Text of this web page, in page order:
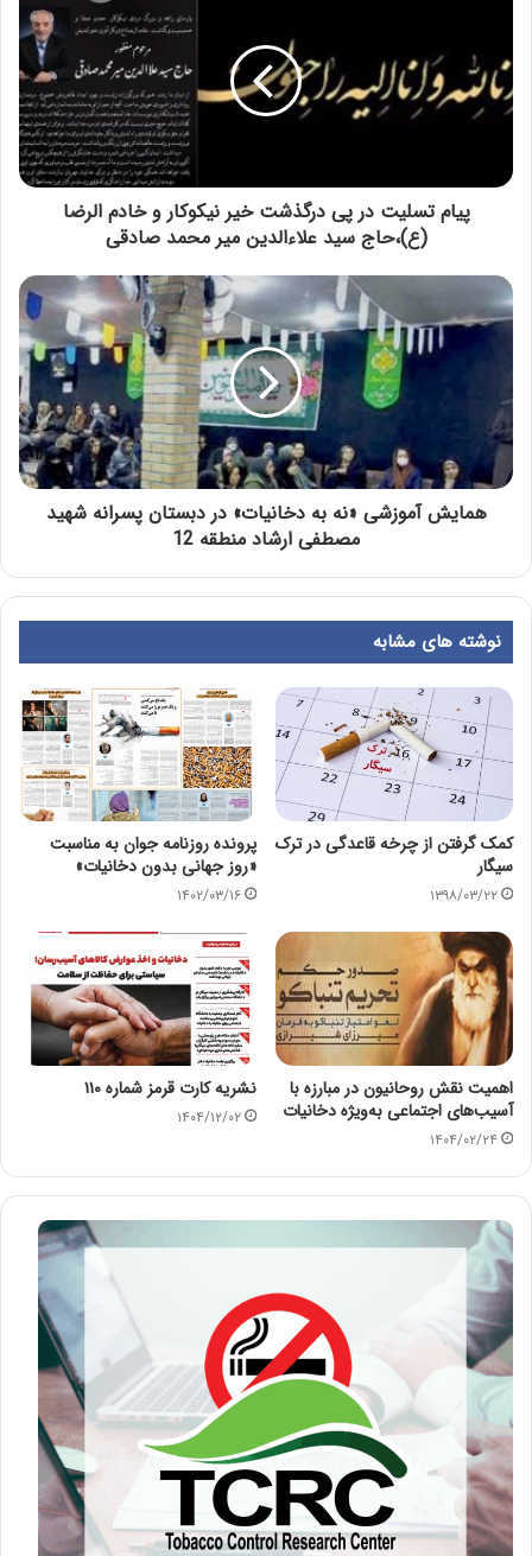
پیام تسلیت در پی درگذشت خیر نیکوکار و خادم الرضا
(ع)،حاج سید علاءالدین میر محمد صادقی
همایش آموزشی «نه به دخانیات» در دبستان پسرانه شهید
مصطفی ارشاد منطقه 12
نوشته های مشابه
کمک گرفتن از چرخه قاعدگی در ترک
سیگار
۱۳۹۸/۰۳/۲۲
پرونده روزنامه جوان به مناسبت
«روز جهانی بدون دخانیات»
۱۴۰۲/۰۳/۱۶
اهمیت نقش روحانیون در مبارزه با
آسیب‌های اجتماعی به‌ویژه دخانیات
۱۴۰۴/۰۲/۲۴
نشریه کارت قرمز شماره ۱۱۰
۱۴۰۴/۱۲/۰۲